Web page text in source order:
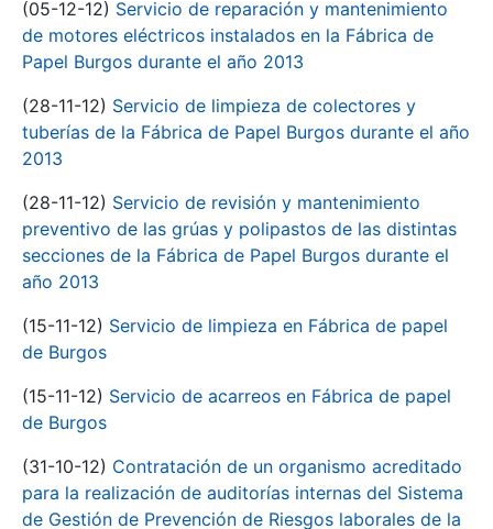
(05-12-12) Servicio de reparación y mantenimiento
de motores eléctricos instalados en la Fábrica de
Papel Burgos durante el año 2013
(28-11-12) Servicio de limpieza de colectores y
tuberías de la Fábrica de Papel Burgos durante el año
2013
(28-11-12) Servicio de revisión y mantenimiento
preventivo de las grúas y polipastos de las distintas
secciones de la Fábrica de Papel Burgos durante el
año 2013
(15-11-12) Servicio de limpieza en Fábrica de papel
de Burgos
(15-11-12) Servicio de acarreos en Fábrica de papel
de Burgos
(31-10-12) Contratación de un organismo acreditado
para la realización de auditorías internas del Sistema
de Gestión de Prevención de Riesgos laborales de la